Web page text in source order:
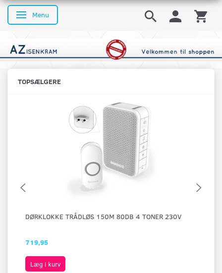
Skifte navigation
Menu
TOPSÆLGERE
DØRKLOKKE TRÅDLØS 150M 80DB 4 TONER 230V
719,95
Læg i kurv